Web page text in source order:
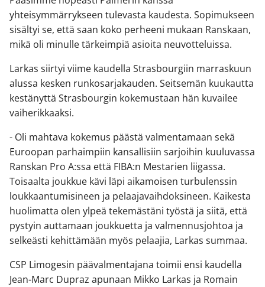
yhteisymmärrykseen tulevasta kaudesta. Sopimukseen
sisältyi se, että saan koko perheeni mukaan Ranskaan,
mikä oli minulle tärkeimpiä asioita neuvotteluissa.
Larkas siirtyi viime kaudella Strasbourgiin marraskuun
alussa kesken runkosarjakauden. Seitsemän kuukautta
kestänyttä Strasbourgin kokemustaan hän kuvailee
vaiherikkaaksi.
- Oli mahtava kokemus päästä valmentamaan sekä
Euroopan parhaimpiin kansallisiin sarjoihin kuuluvassa
Ranskan Pro A:ssa että FIBA:n Mestarien liigassa.
Toisaalta joukkue kävi läpi aikamoisen turbulenssin
loukkaantumisineen ja pelaajavaihdoksineen. Kaikesta
huolimatta olen ylpeä tekemästäni työstä ja siitä, että
pystyin auttamaan joukkuetta ja valmennusjohtoa ja
selkeästi kehittämään myös pelaajia, Larkas summaa.
CSP Limogesin päävalmentajana toimii ensi kaudella
Jean-Marc Dupraz apunaan Mikko Larkas ja Romain